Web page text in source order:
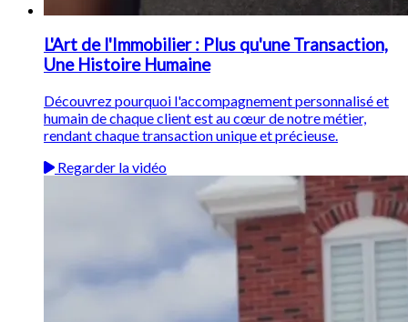
L'Art de l'Immobilier : Plus qu'une Transaction,
Une Histoire Humaine
Découvrez pourquoi l'accompagnement personnalisé et
humain de chaque client est au cœur de notre métier,
rendant chaque transaction unique et précieuse.
Regarder la vidéo